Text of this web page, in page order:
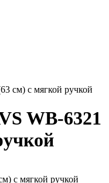
cм) с мягкой ручкой
WB-6321